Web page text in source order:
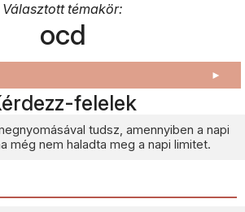
Választott témakör:
ocd
►
felelek
tudsz, amennyiben a napi
még nem haladta meg a napi limitet.